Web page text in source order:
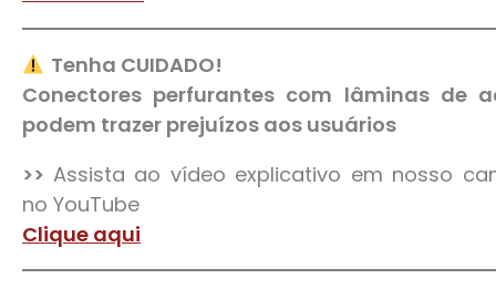
Tenha CUIDADO!
Conectores perfurantes com lâminas de
podem trazer prejuízos aos usuários
>> Assista ao vídeo explicativo em nosso
no YouTube
Clique aqui